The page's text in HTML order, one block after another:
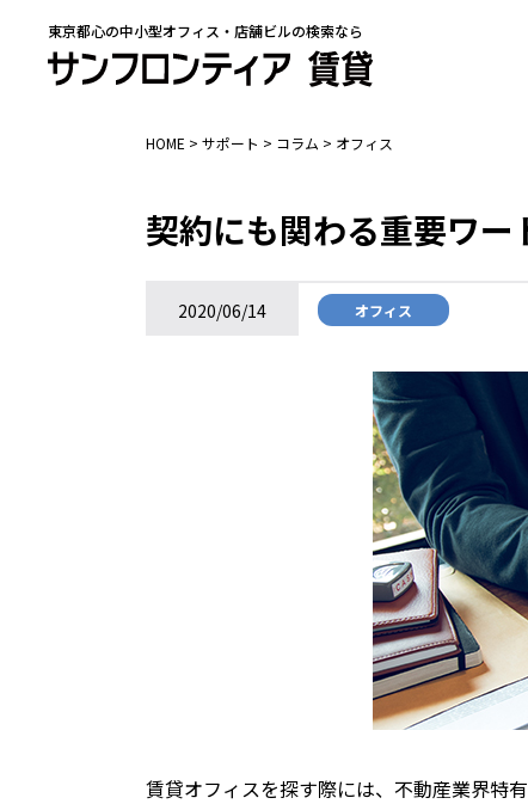
東京都心の中小型オフィス・店舗ビルの検索なら
HOME > サポート > コラム > オフィス
契約にも関わる重要ワ
2020/06/14 オフィス
賃貸オフィスを探す際には、不動産業界特